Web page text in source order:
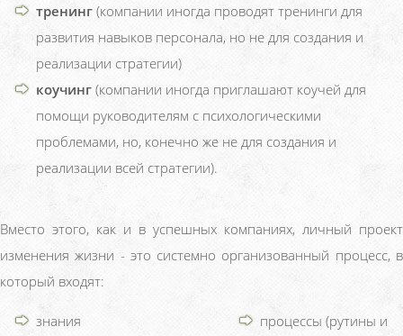
тренинг (компании иногда проводят тренинги для
развития навыков персонала, но не для создания и
реализации стратегии)
коучинг (компании иногда приглашают коучей для
помощи руководителям с психологическими
проблемами, но, конечно же не для создания и
реализации всей стратегии).
Вместо этого, как и в успешных компаниях, личный проект
изменения жизни - это системно организованный процесс, в
который входят:
знания
процессы (рутины и